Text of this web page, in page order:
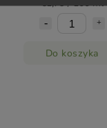
€1,79 / 100 ml
Do koszyka